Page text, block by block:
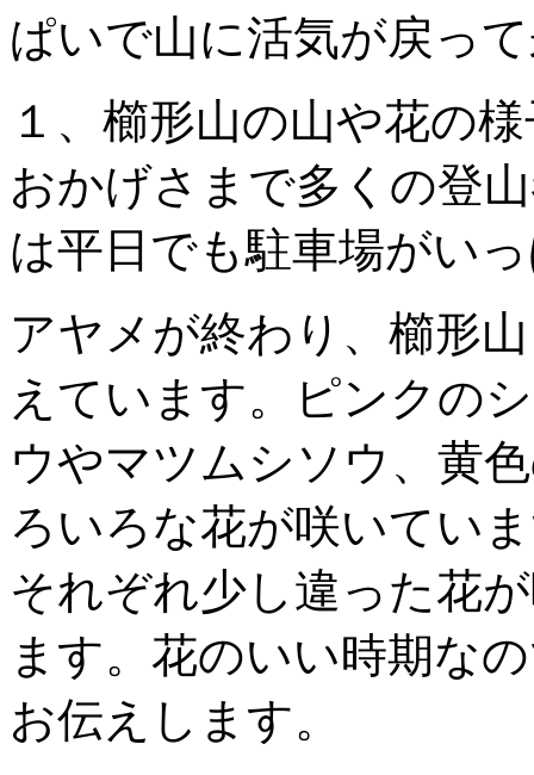
ぱいで山に活気が戻っ
１、櫛形山の山や花の
おかげさまで多くの登
は平日でも駐車場がい
アヤメが終わり、櫛形
えています。ピンクの
ウやマツムシソウ、黄
ろいろな花が咲いてい
それぞれ少し違った花
ます。花のいい時期な
お伝えします。